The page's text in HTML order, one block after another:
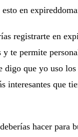
en
registrarte en
te permite
digo que yo uso
interesantes que
hacer para